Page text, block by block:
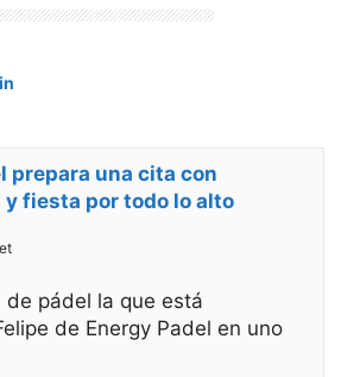
prepara una cita con
fiesta por todo lo alto
de pádel la que está
de Energy Padel en uno